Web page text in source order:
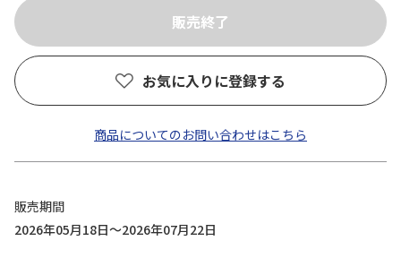
お気に入りに登録する
商品についてのお問い合わせはこちら
販売期間
2026年05月18日～2026年07月22日